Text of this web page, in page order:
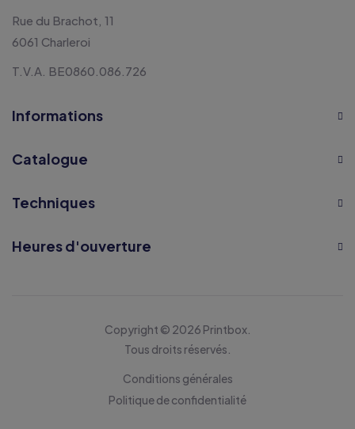
Rue du Brachot, 11
6061 Charleroi
T.V.A. BE0860.086.726
Informations
Catalogue
Techniques
Heures d'ouverture
Copyright © 2026 Printbox.
Tous droits réservés.
Conditions générales
Politique de confidentialité